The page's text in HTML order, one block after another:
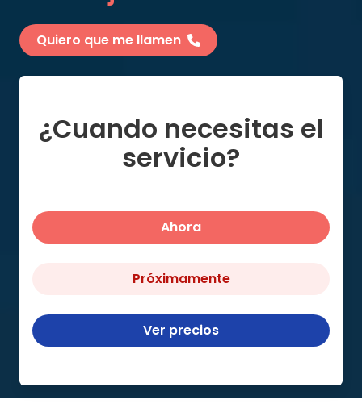
Quiero que me llamen
¿Cuando necesitas el
servicio?
Ahora
Próximamente
Ver precios